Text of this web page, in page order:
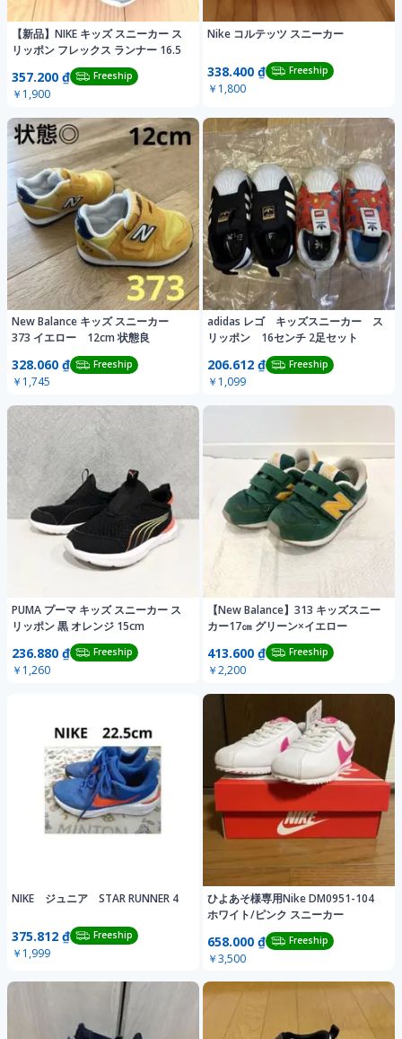
【新品】NIKE キッズ スニーカー ス
リッポン フレックス ランナー 16.5
357.200 ₫ Freeship
￥1,900
Nike コルテッツ スニーカー
338.400 ₫ Freeship
￥1,800
New Balance キッズ スニーカー
373 イエロー 12cm 状態良
328.060 ₫ Freeship
￥1,745
adidas レゴ キッズスニーカー ス
リッポン 16センチ 2足セット
206.612 ₫ Freeship
￥1,099
PUMA プーマ キッズ スニーカー ス
リッポン 黒 オレンジ 15cm
236.880 ₫ Freeship
￥1,260
【New Balance】313 キッズスニー
カー17㎝ グリーン×イエロー
413.600 ₫ Freeship
￥2,200
NIKE ジュニア STAR RUNNER 4
375.812 ₫ Freeship
￥1,999
ひよあそ様専用Nike DM0951-104
ホワイト/ピンク スニーカー
658.000 ₫ Freeship
￥3,500